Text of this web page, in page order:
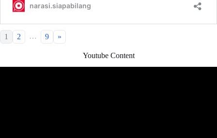
1 2 … 9 »
Youtube Content